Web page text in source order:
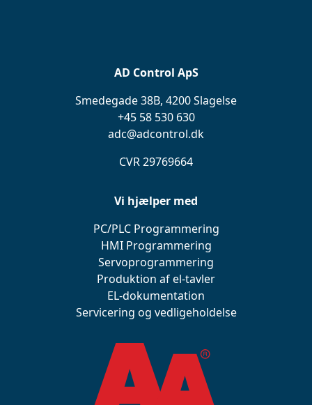
AD Control ApS
Smedegade 38B, 4200 Slagelse
+45 58 530 630
adc@adcontrol.dk
CVR 29769664
Vi hjælper med
PC/PLC Programmering
HMI Programmering
Servoprogrammering
Produktion af el-tavler
EL-dokumentation
Servicering og vedligeholdelse